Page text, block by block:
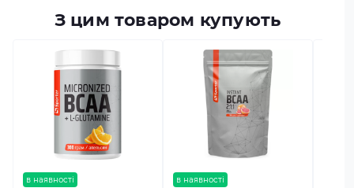
З цим товаром купують
в наявності в наявності